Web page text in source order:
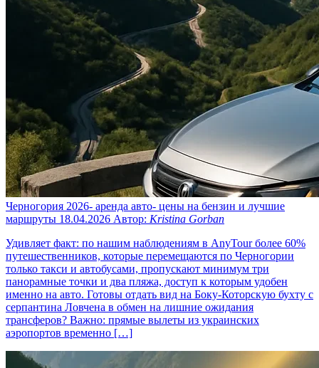
Черногория 2026- аренда авто- цены на бензин и лучшие
маршруты 18.04.2026 Автор: Kristina Gorban
Удивляет факт: по нашим наблюдениям в AnyTour более 60%
путешественников, которые перемещаются по Черногории
только такси и автобусами, пропускают минимум три
панорамные точки и два пляжа, доступ к которым удобен
именно на авто. Готовы отдать вид на Боку-Которскую бухту с
серпантина Ловчена в обмен на лишние ожидания
трансферов? Важно: прямые вылеты из украинских
аэропортов временно […]